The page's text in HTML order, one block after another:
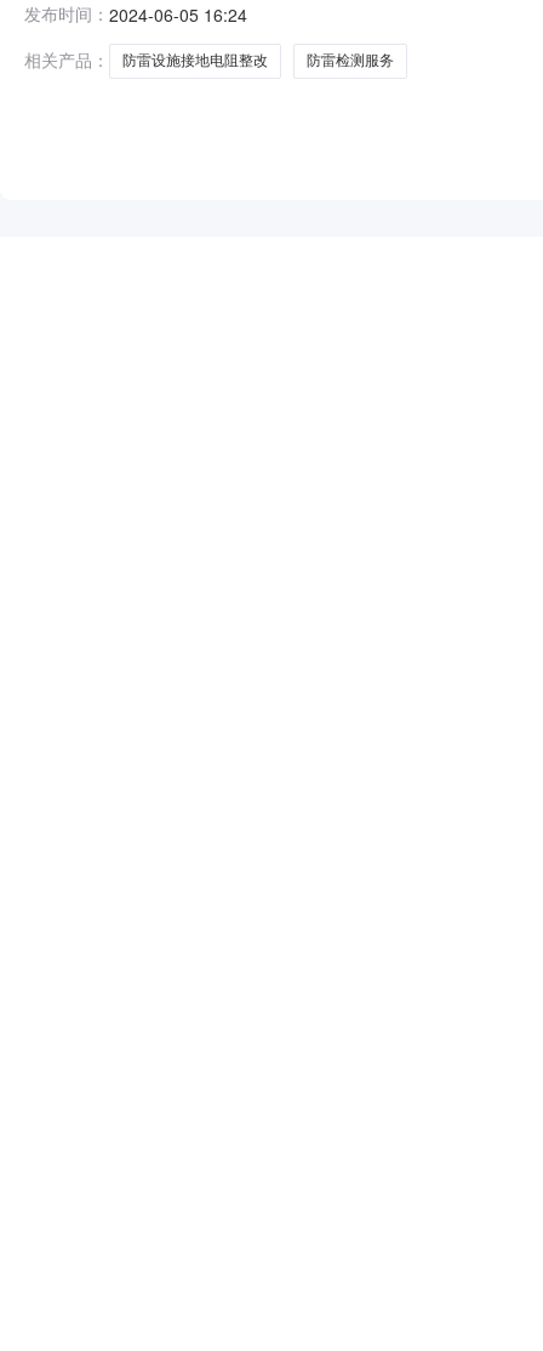
型：公开六、报价截止日期：2024-06-0411:00:00七、
发布时间： 2024-06-05 16:24
相关产品：
防雷设施接地电阻整改 防雷检测服务